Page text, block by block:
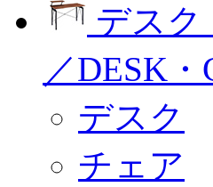
デスク
／DESK
デスク
チェア